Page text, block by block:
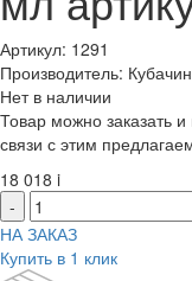
Артикул: 1291
Производитель:
Нет в наличии
Товар можно заказать
связи с этим
18 018 i
-
НА ЗАКАЗ
Купить в 1 клик